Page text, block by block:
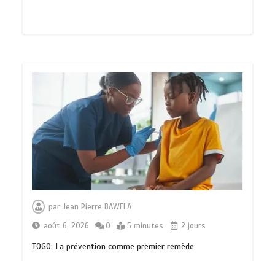
parJean Pierre BAWELA
août 6, 2026
0 5 minutes 2 jours
TOGO: La prévention comme premier remède